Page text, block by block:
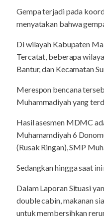
Gempa terjadi pada
menyatakan bahwa
Di wilayah Kabupaten
Tercatat, beberapa
Bantur, dan Kecamatan
Merespon bencana
Muhammadiyah yang
Hasil asesmen MDMC
Muhamamdiyah 6
(Rusak Ringan), SMP
Sedangkan hingga saat
Dalam Laporan Situasi
double cabin, makanan
untuk membersihkan